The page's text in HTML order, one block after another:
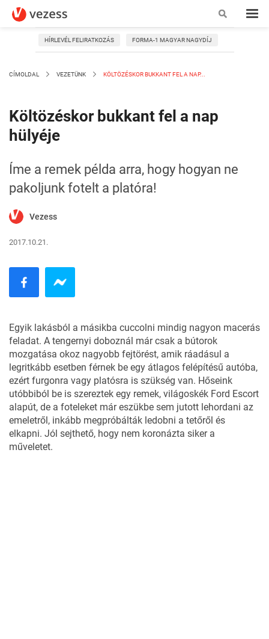
HÍRLEVÉL FELIRATKOZÁS FORMA-1 MAGYAR NAGYDÍJ
CÍMOLDAL VEZETÜNK KÖLTÖZÉSKOR BUKKANT FEL A NAP...
Költözéskor bukkant fel a nap
hülyéje
Íme a remek példa arra, hogy hogyan ne
pakoljunk fotelt a platóra!
Vezess
2017.10.21.
Egyik lakásból a másikba cuccolni mindig nagyon macerás
feladat. A tengernyi doboznál már csak a bútorok
mozgatása okoz nagyobb fejtörést, amik ráadásul a
legritkább esetben férnek be egy átlagos felépítésű autóba,
ezért furgonra vagy platósra is szükség van. Hőseink
utóbbiból be is szereztek egy remek, világoskék Ford Escort
alapút, de a foteleket már eszükbe sem jutott lehordani az
emeletről, inkább megpróbálták ledobni a tetőről és
elkapni. Jól sejthető, hogy nem koronázta siker a
műveletet.